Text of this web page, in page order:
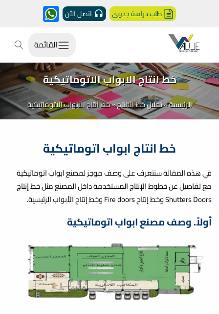
طلب دراسة جدوى اتصل الأن
القائمة
خط انتاج الابواب الاتوماتيكية
الرئيسية»تحليل خط الانتاج»خط انتاج الابواب الاتوماتيكية
خط انتاج ابواب اتوماتيكية
في هذه المقالة سنتعرف على وصف موجز لمصنع ابواب اتوماتيكية
مع تفاصيل عن خطوط الإنتاج المستخدمة داخل المصنع مثل خط إنتاج
Shutters Doors وخط إنتاج Fire doors وخط إنتاج الأبواب الرئيسية.
أولاً.وصف مصنع ابواب اتوماتيكية